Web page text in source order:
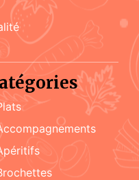
Plats
accompagnements
apéritifs
brochettes